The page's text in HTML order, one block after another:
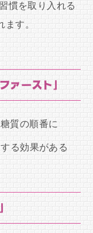
慣を取り入れる
す。
ァースト」
質の順番に
る効果がある